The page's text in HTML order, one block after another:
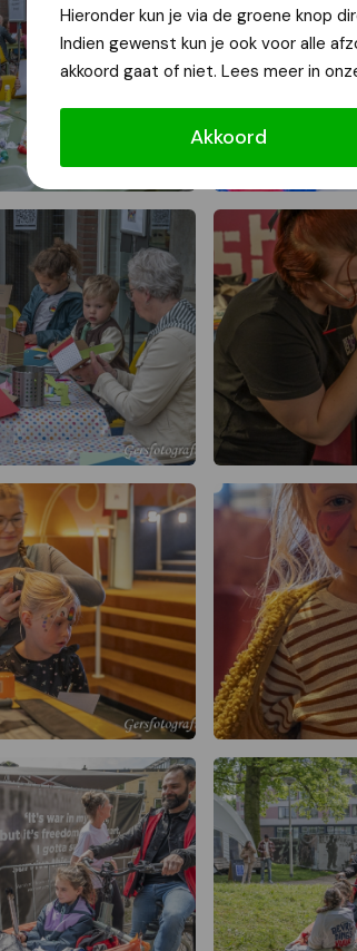
Hieronder kun je via de groene knop
Indien gewenst kun je ook voor alle
akkoord gaat of niet. Lees meer in
Akkoord